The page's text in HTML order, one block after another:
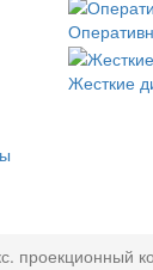
Жесткие
проекционный